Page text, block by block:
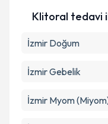
Klitoral tedavi
İzmir Doğum
İzmir Gebelik
İzmir Myom